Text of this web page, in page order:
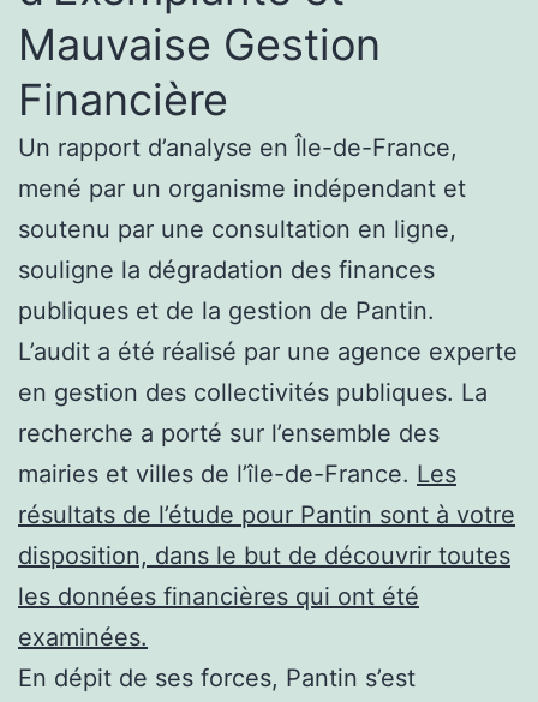
Mauvaise Gestion
Financière
Un rapport d’analyse en Île-de-France,
mené par un organisme indépendant et
soutenu par une consultation en ligne,
souligne la dégradation des finances
publiques et de la gestion de Pantin.
L’audit a été réalisé par une agence experte
en gestion des collectivités publiques. La
recherche a porté sur l’ensemble des
mairies et villes de l’île-de-France. Les
résultats de l’étude pour Pantin sont à votre
disposition, dans le but de découvrir toutes
les données financières qui ont été
examinées.
En dépit de ses forces, Pantin s’est